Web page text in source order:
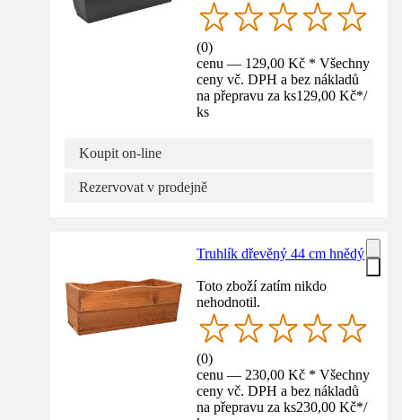
(0)
cenu — 129,00 Kč * Všechny
ceny vč. DPH a bez nákladů
na přepravu za ks129,00 Kč*/
ks
Koupit on-line
Rezervovat v prodejně
Truhlík dřevěný 44 cm hnědý
Toto zboží zatím nikdo
nehodnotil.
(0)
cenu — 230,00 Kč * Všechny
ceny vč. DPH a bez nákladů
na přepravu za ks230,00 Kč*/